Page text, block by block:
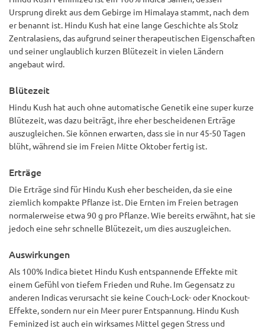
Ursprung direkt aus dem Gebirge im Himalaya stammt, nach dem
er benannt ist. Hindu Kush hat eine lange Geschichte als Stolz
Zentralasiens, das aufgrund seiner therapeutischen Eigenschaften
und seiner unglaublich kurzen Blütezeit in vielen Ländern
angebaut wird.
Blütezeit
Hindu Kush hat auch ohne automatische Genetik eine super kurze
Blütezeit, was dazu beiträgt, ihre eher bescheidenen Erträge
auszugleichen. Sie können erwarten, dass sie in nur 45-50 Tagen
blüht, während sie im Freien Mitte Oktober fertig ist.
Erträge
Die Erträge sind für Hindu Kush eher bescheiden, da sie eine
ziemlich kompakte Pflanze ist. Die Ernten im Freien betragen
normalerweise etwa 90 g pro Pflanze. Wie bereits erwähnt, hat sie
jedoch eine sehr schnelle Blütezeit, um dies auszugleichen.
Auswirkungen
Als 100% Indica bietet Hindu Kush entspannende Effekte mit
einem Gefühl von tiefem Frieden und Ruhe. Im Gegensatz zu
anderen Indicas verursacht sie keine Couch-Lock- oder Knockout-
Effekte, sondern nur ein Meer purer Entspannung. Hindu Kush
Feminized ist auch ein wirksames Mittel gegen Stress und